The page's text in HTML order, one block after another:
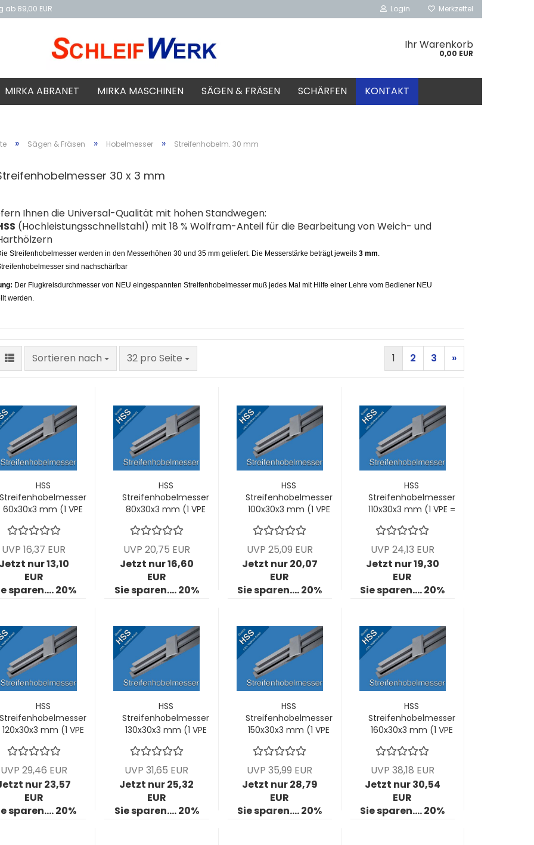
ab 89,00 EUR Login Merkzettel
Ihr Warenkorb
0,00 EUR
MIRKA ABRANET MIRKA MASCHINEN SÄGEN & FRÄSEN SCHÄRFEN KONTAKT
» Sägen & Fräsen » Hobelmesser » Streifenhobelm. 30 mm
30 x 3 mm
Ihnen die Universal-Qualität mit hohen Standwegen:
(Hochleistungsschnellstahl) mit 18 % Wolfram-Anteil für die Bearbeitung von Weich- und
Streifenhobelmesser werden in den Messerhöhen 30 und 35 mm geliefert. Die Messerstärke beträgt jeweils 3 mm.
sind nachschärfbar
Der Flugkreisdurchmesser von NEU eingespannten Streifenhobelmesser muß jedes Mal mit Hilfe einer Lehre vom Bediener NEU
werden.
Sortieren nach
Sortieren nach 32 pro Seite
pro Seite 1 2 3 »
HSS
Streifenhobelmesser
60x30x3 mm (1 VPE
UVP 16,37 EUR
nur 13,10
EUR
sparen.... 20%
HSS
Streifenhobelmesser
80x30x3 mm (1 VPE
UVP 20,75 EUR
Jetzt nur 16,60
EUR
Sie sparen.... 20%
HSS
Streifenhobelmesser
100x30x3 mm (1 VPE
UVP 25,09 EUR
Jetzt nur 20,07
EUR
Sie sparen.... 20%
HSS
Streifenhobelmesser
110x30x3 mm (1 VPE =
UVP 24,13 EUR
Jetzt nur 19,30
EUR
Sie sparen.... 20%
HSS
Streifenhobelmesser
120x30x3 mm (1 VPE
UVP 29,46 EUR
nur 23,57
EUR
sparen.... 20%
HSS
Streifenhobelmesser
130x30x3 mm (1 VPE
UVP 31,65 EUR
Jetzt nur 25,32
EUR
Sie sparen.... 20%
HSS
Streifenhobelmesser
150x30x3 mm (1 VPE
UVP 35,99 EUR
Jetzt nur 28,79
EUR
Sie sparen.... 20%
HSS
Streifenhobelmesser
160x30x3 mm (1 VPE
UVP 38,18 EUR
Jetzt nur 30,54
EUR
Sie sparen.... 20%